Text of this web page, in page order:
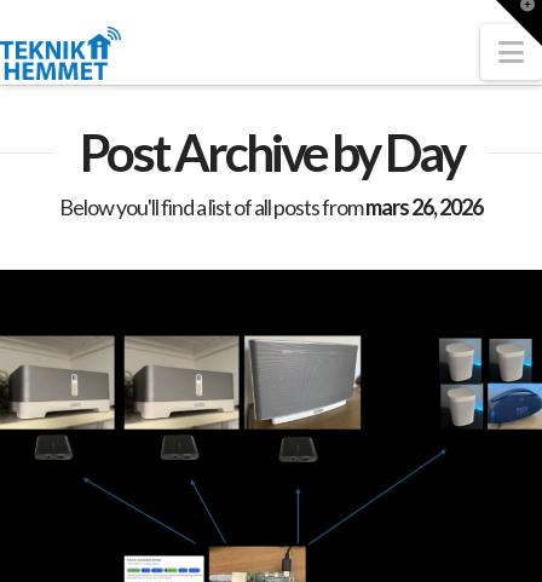
Post Archive by Day
Below you'll find a list of all posts frommars 26, 2026